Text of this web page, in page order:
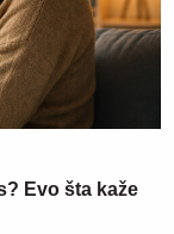
Evo šta kaže